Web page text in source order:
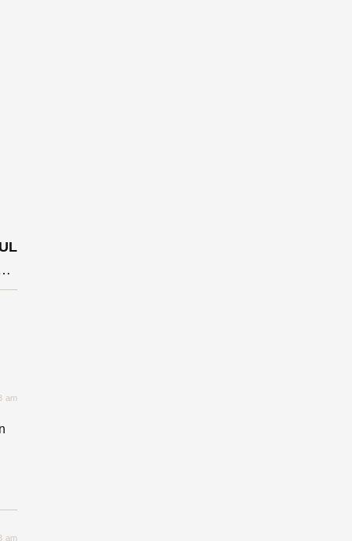
recreere? Pe locul 23 între municipii
am
am